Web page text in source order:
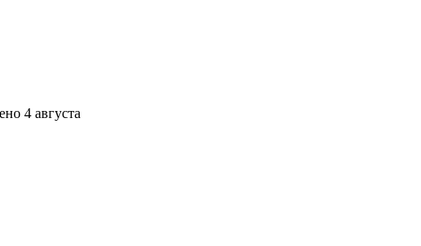
4 августа